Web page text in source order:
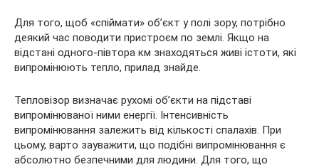
Для того, щоб «спіймати» об’єкт у полі зору, потрібно
деякий час поводити пристроєм по землі. Якщо на
відстані одного-півтора км знаходяться живі істоти, які
випромінюють тепло, прилад знайде.
Тепловізор визначає рухомі об’єкти на підставі
випромінюваної ними енергії. Інтенсивність
випромінювання залежить від кількості спалахів. При
цьому, варто зауважити, що подібні випромінювання є
абсолютно безпечними для людини. Для того, що